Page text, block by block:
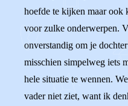
hoefde te kijken maar ook
voor zulke onderwerpen.
onverstandig om je
misschien simpelweg iets
hele situatie te wennen.
vader niet ziet, want ik